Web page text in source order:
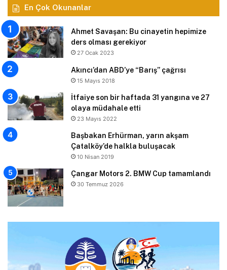
En Çok Okunanlar
Ahmet Savaşan: Bu cinayetin hepimize
ders olması gerekiyor
27 Ocak 2023
Akıncı’dan ABD’ye “Barış” çağrısı
15 Mayıs 2018
İtfaiye son bir haftada 31 yangına ve 27
olaya müdahale etti
23 Mayıs 2022
Başbakan Erhürman, yarın akşam
Çatalköy’de halkla buluşacak
10 Nisan 2019
Çangar Motors 2. BMW Cup tamamlandı
30 Temmuz 2026